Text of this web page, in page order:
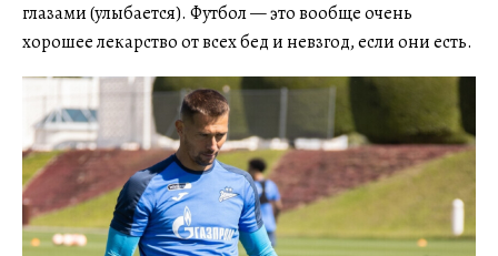
глазами (улыбается). Футбол — это вообще очень
хорошее лекарство от всех бед и невзгод, если они есть.